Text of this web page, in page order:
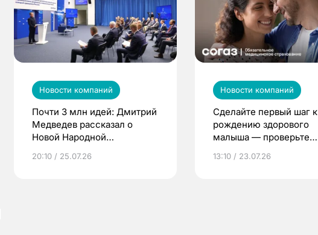
Новости компаний
Почти 3 млн идей: Дмитрий
Медведев рассказал о
Новой Народной
20:10 / 25.07.26
Новости компаний
Сделайте первый шаг к
рождению здорового
малыша — проверьте
по ОМС!
13:10 / 23.07.26